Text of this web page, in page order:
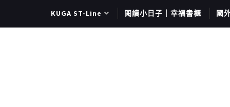
KUGA ST-Line 閱讀小日子｜幸福書櫃 國